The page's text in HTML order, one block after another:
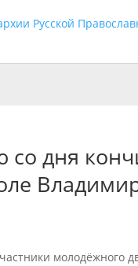
со дня
молодёжного